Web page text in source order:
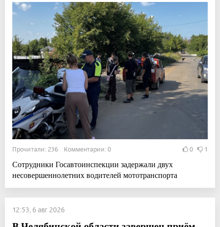
Прочитали: 236 Комментарии: 0 0 1
Сотрудники Госавтоинспекции задержали двух
несовершеннолетних водителей мототранспорта
12:53, 6 авг 2026